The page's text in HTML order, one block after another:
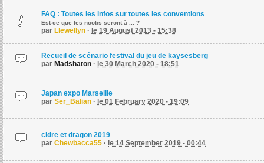
FAQ : Toutes les infos sur toutes les conventions
Est-ce que les noobs seront à ... ?
par Llewellyn · le 19 August 2013 - 15:38
Recueil de scénario festival du jeu de kaysesberg
par Madshaton · le 30 March 2020 - 18:51
Japan expo Marseille
par Ser_Balian · le 01 February 2020 - 19:09
cidre et dragon 2019
par Chewbacca55 · le 14 September 2019 - 00:44